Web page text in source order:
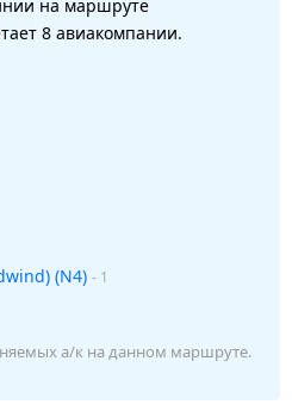
на маршруте
8 авиакомпании.
(N4) - 1
а/к на данном маршруте.